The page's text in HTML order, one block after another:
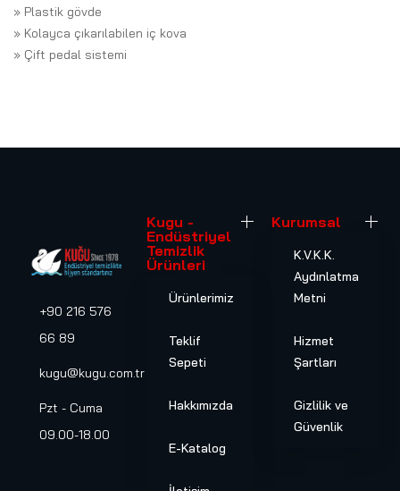
» Plastik gövde
» Kolayca çıkarılabilen iç kova
» Çift pedal sistemi
+90 216 576
66 89
kugu@kugu.com.tr
Pzt - Cuma
09.00-18.00
Kugu -
Endüstriyel
Temizlik
Ürünleri
Ürünlerimiz
Teklif
Sepeti
Hakkımızda
E-Katalog
Kurumsal
K.V.K.K.
Aydınlatma
Metni
Hizmet
Şartları
Gizlilik ve
Güvenlik